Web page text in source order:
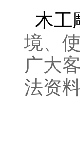
木工
境、
广大
法资